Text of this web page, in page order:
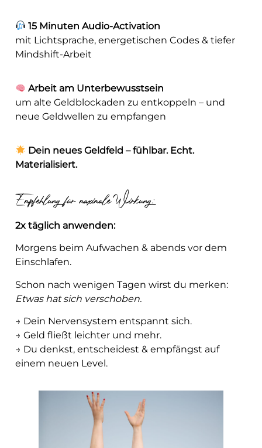
15 Minuten Audio-Activation
mit Lichtsprache, energetischen Codes & tiefer
Mindshift-Arbeit
Arbeit am Unterbewusstsein
um alte Geldblockaden zu entkoppeln – und
neue Geldwellen zu empfangen
Dein neues Geldfeld – fühlbar. Echt.
Materialisiert.
Empfehlung für maximale Wirkung:
2x täglich anwenden:
Morgens beim Aufwachen & abends vor dem
Einschlafen.
Schon nach wenigen Tagen wirst du merken:
Etwas hat sich verschoben.
→ Dein Nervensystem entspannt sich.
→ Geld fließt leichter und mehr.
→ Du denkst, entscheidest & empfängst auf
einem neuen Level.